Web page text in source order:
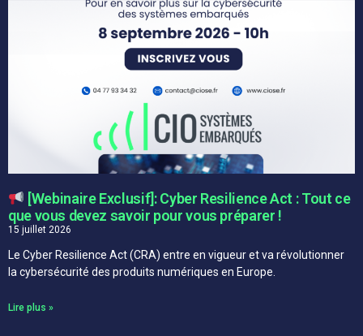
[Webinaire Exclusif]: Cyber Resilience Act : Tout ce
que vous devez savoir pour vous préparer !
15 juillet 2026
Le Cyber Resilience Act (CRA) entre en vigueur et va révolutionner
la cybersécurité des produits numériques en Europe.
Lire plus »